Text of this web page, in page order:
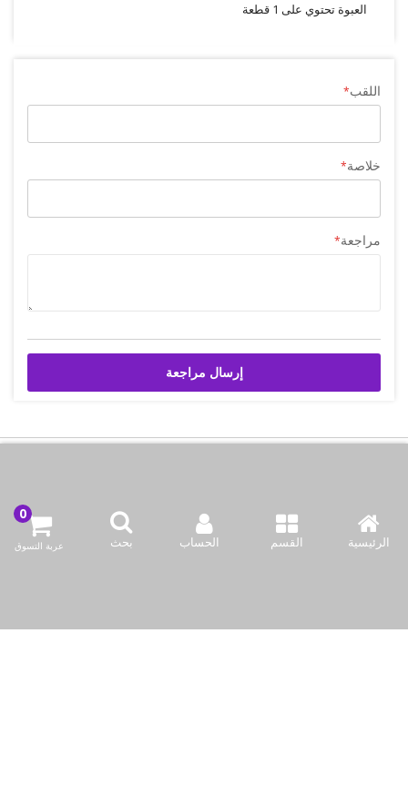
الرئيسية القسم الحساب بحث عربة التسوق
العبوة تحتوي على 1 قطعة
اللقب
خلاصة
مراجعة
إرسال مراجعة
شركة بازاركوم للتجهيزات الغدائية
96594124128+